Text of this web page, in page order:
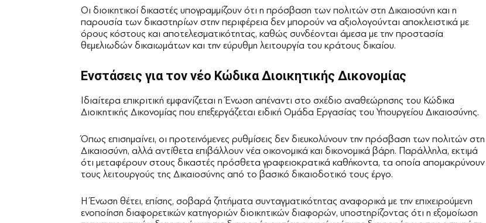
Οι διοικητικοί δικαστές υπογραμμίζουν ότι η πρόσβαση των πολιτών στη Δικαιοσύνη και η
παρουσία των δικαστηρίων στην περιφέρεια δεν μπορούν να αξιολογούνται αποκλειστικά με
όρους κόστους και αποτελεσματικότητας, καθώς συνδέονται άμεσα με την προστασία
θεμελιωδών δικαιωμάτων και την εύρυθμη λειτουργία του κράτους δικαίου.
Ενστάσεις για τον νέο Κώδικα Διοικητικής Δικονομίας
Ιδιαίτερα επικριτική εμφανίζεται η Ένωση απέναντι στο σχέδιο αναθεώρησης του Κώδικα
Διοικητικής Δικονομίας που επεξεργάζεται ειδική Ομάδα Εργασίας του Υπουργείου Δικαιοσύνης.
Όπως επισημαίνει, οι προτεινόμενες ρυθμίσεις δεν διευκολύνουν την πρόσβαση των πολιτών στη
Δικαιοσύνη, αλλά αντίθετα επιβάλλουν νέα οικονομικά και δικονομικά βάρη. Παράλληλα, εκτιμά
ότι μεταφέρουν στους δικαστές πρόσθετα γραφειοκρατικά καθήκοντα, τα οποία απομακρύνουν
τους λειτουργούς της Δικαιοσύνης από το βασικό δικαιοδοτικό τους έργο.
Η Ένωση θέτει, επίσης, σοβαρά ζητήματα συνταγματικότητας αναφορικά με την επιχειρούμενη
ενοποίηση διαφορετικών κατηγοριών διοικητικών διαφορών, υποστηρίζοντας ότι η εξομοίωση